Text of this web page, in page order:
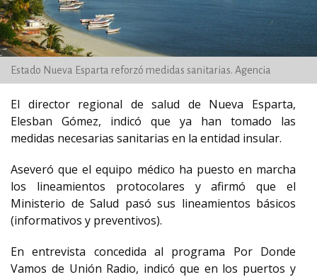
Estado Nueva Esparta reforzó medidas sanitarias. Agencia
El director regional de salud de Nueva Esparta,
Elesban Gómez, indicó que ya han tomado las
medidas necesarias sanitarias en la entidad insular.
Aseveró que el equipo médico ha puesto en marcha
los lineamientos protocolares y afirmó que el
Ministerio de Salud pasó sus lineamientos básicos
(informativos y preventivos).
En entrevista concedida al programa Por Donde
Vamos de Unión Radio, indicó que en los puertos y